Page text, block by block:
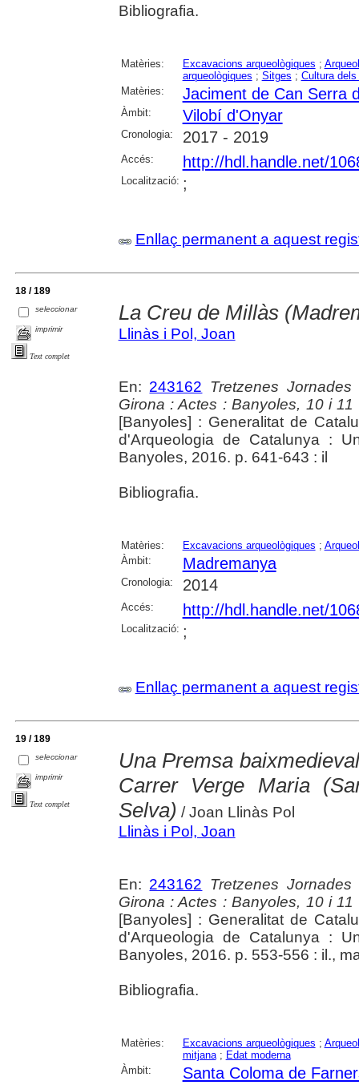
Bibliografia.
Matèries: Excavacions arqueològiques ;
arqueològiques ; Sitges ; Cultura dels
Matèries:
Jaciment de Can Serra
Àmbit: Vilobí d'Onyar
Cronologia: 2017 - 2019
Accés: http://hdl.handle.net/
Localització: ;
Enllaç permanent a aquest
18 / 189
seleccionar
imprimir
Text complet
La Creu de Millàs
Llinàs i Pol, Joan
En: 243162 Tretzenes
Girona : Actes : Banyoles, 10 i
[Banyoles] : Generalitat de
d'Arqueologia de Catalunya :
Banyoles, 2016. p. 641-643 : il
Bibliografia.
Matèries: Excavacions arqueològiques ;
Àmbit:
Madremanya
Cronologia: 2014
Accés: http://hdl.handle.net/
Localització: ;
Enllaç permanent a aquest
19 / 189
seleccionar
imprimir
Text complet
Una Premsa
Carrer Verge Maria
Selva) / Joan Llinàs Pol
Llinàs i Pol, Joan
En: 243162 Tretzenes
Girona : Actes : Banyoles, 10 i
[Banyoles] : Generalitat de
d'Arqueologia de Catalunya :
Banyoles, 2016. p. 553-556 : il.,
Bibliografia.
Matèries: Excavacions arqueològiques ;
mitjana; Edat moderna
Àmbit:
Santa Coloma de